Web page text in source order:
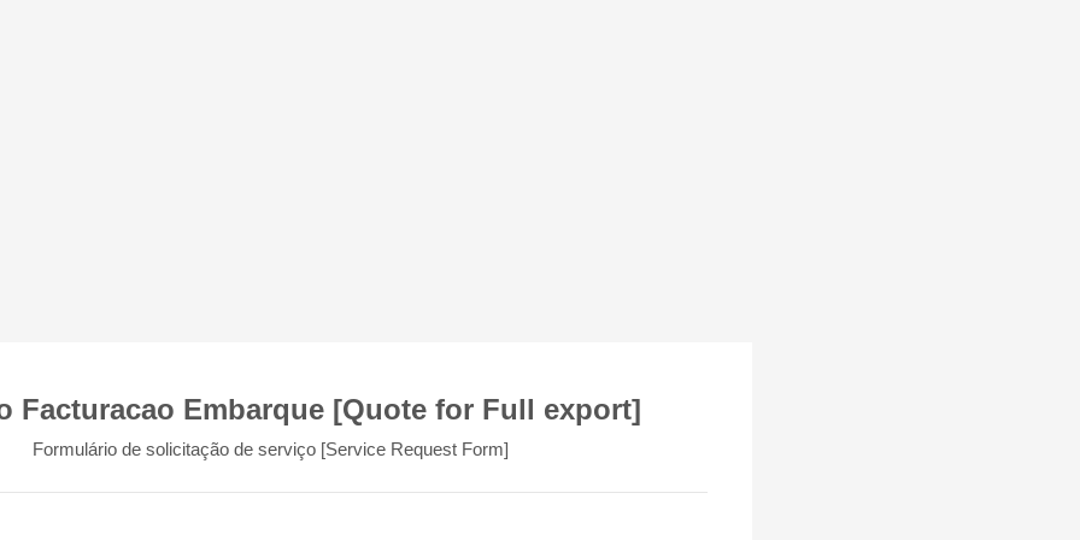
Facturacao Embarque [Quote for Full export]
Formulário de solicitação de serviço [Service Request Form]